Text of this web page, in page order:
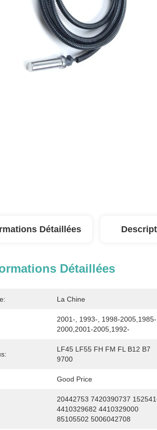
Détaillées
Détaillées
La Chine
2001-, 1993-, 1998-2005,1985-
2000,2001-2005,1992-
LF45 LF55 FH FM FL B12 B7
9700
Good Price
20442753 7420390737
4410329682 4410329000
85105502 5006042708